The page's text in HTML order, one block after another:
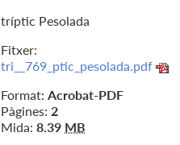
tríptic Pesolada
Fitxer:
tri__769_ptic_pesolada.pdf
Format: Acrobat-PDF
Pàgines: 2
Mida: 8.39 MB